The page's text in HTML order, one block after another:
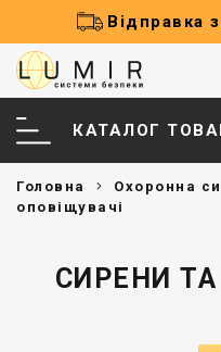
Відправка
КАТАЛОГ
Головна Охоронна
оповіщувачі
СИРЕНИ ТА